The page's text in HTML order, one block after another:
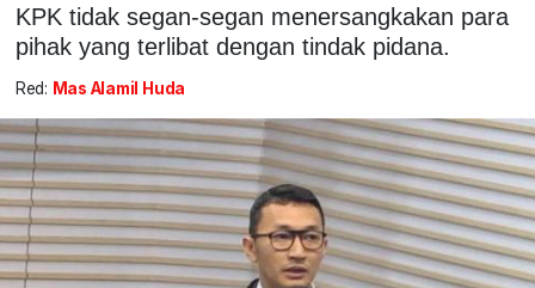
KPK tidak segan-segan menersangkakan para
pihak yang terlibat dengan tindak pidana.
Red: Mas Alamil Huda